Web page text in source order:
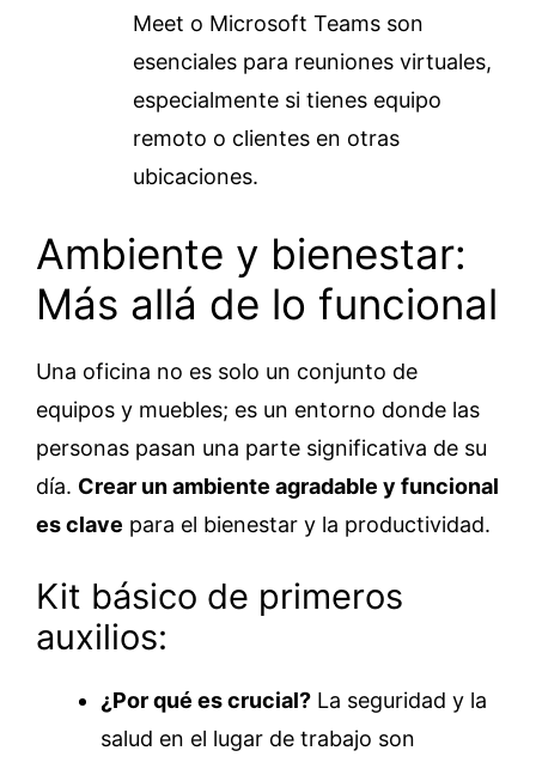
Meet o Microsoft Teams son
esenciales para reuniones virtuales,
especialmente si tienes equipo
remoto o clientes en otras
ubicaciones.
Ambiente y bienestar:
Más allá de lo funcional
Una oficina no es solo un conjunto de
equipos y muebles; es un entorno donde las
personas pasan una parte significativa de su
día. Crear un ambiente agradable y funcional
es clave para el bienestar y la productividad.
Kit básico de primeros
auxilios:
¿Por qué es crucial? La seguridad y la
salud en el lugar de trabajo son